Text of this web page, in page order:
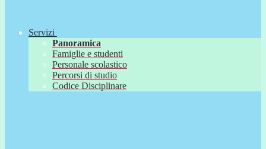
Servizi
Panoramica
Famiglie e studenti
Personale scolastico
Percorsi di studio
Codice Disciplinare